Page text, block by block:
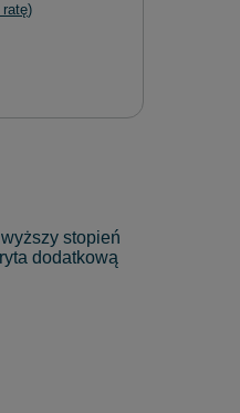
)
stopień
dodatkową